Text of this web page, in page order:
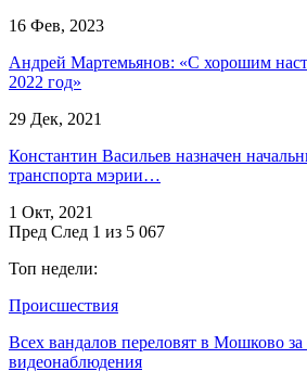
16 Фев, 2023
Андрей Мартемьянов: «С хорошим
2022 год»
29 Дек, 2021
Константин Васильев назначен
транспорта мэрии…
1 Окт, 2021
Пред След 1 из 5 067
Топ недели:
Происшествия
Всех вандалов переловят в Мошково за
видеонаблюдения